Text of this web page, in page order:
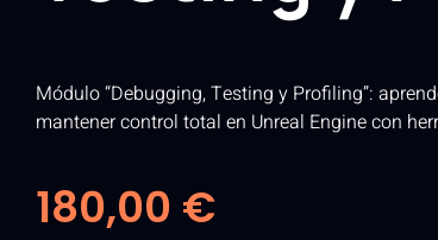
Módulo “Debugging, Testing y Profiling”:
mantener control total en Unreal Engine con
180,00 €